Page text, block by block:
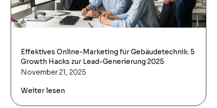
Effektives Online-Marketing für Gebäudetechnik: 5
Growth Hacks zur Lead-Generierung 2025
November 21, 2025
Weiter lesen